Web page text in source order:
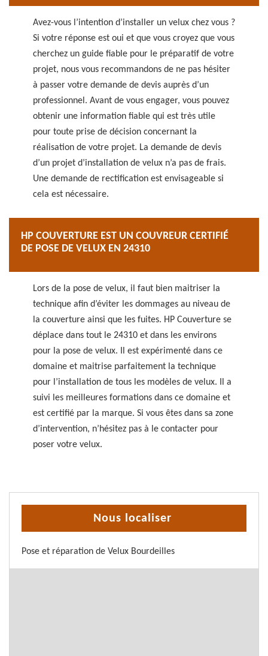
Avez-vous l’intention d’installer un velux chez vous ?
Si votre réponse est oui et que vous croyez que vous
cherchez un guide fiable pour le préparatif de votre
projet, nous vous recommandons de ne pas hésiter
à passer votre demande de devis auprès d’un
professionnel. Avant de vous engager, vous pouvez
obtenir une information fiable qui est très utile
pour toute prise de décision concernant la
réalisation de votre projet. La demande de devis
d’un projet d’installation de velux n’a pas de frais.
Une demande de rectification est envisageable si
cela est nécessaire.
HP COUVERTURE EST UN COUVREUR CERTIFIÉ
DE POSE DE VELUX EN 24310
Lors de la pose de velux, il faut bien maitriser la
technique afin d’éviter les dommages au niveau de
la couverture ainsi que les fuites. HP Couverture se
déplace dans tout le 24310 et dans les environs
pour la pose de velux. Il est expérimenté dans ce
domaine et maitrise parfaitement la technique
pour l’installation de tous les modèles de velux. Il a
suivi les meilleures formations dans ce domaine et
est certifié par la marque. Si vous êtes dans sa zone
d’intervention, n’hésitez pas à le contacter pour
poser votre velux.
Nous localiser
Pose et réparation de Velux Bourdeilles